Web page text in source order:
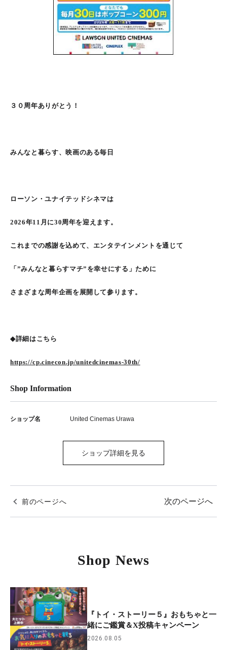
３０周年ありがとう！
みんなと暮らす、映画のある毎日
ローソン・ユナイテッドシネマは
2026年11月に30周年を迎えます。
これまでの感謝を込めて、エンタテインメントを通じて
「”みんなと暮らすマチ”を幸せにする」ために
さまざまな周年企画を展開して参ります。
◆詳細はこちら
https://cp.cinecon.jp/unitedcinemas-30th/
Shop Information
ショップ名 United Cinemas Urawa
ショップ詳細を見る
前のページへ 次のページへ
Shop News
『トイ・ストーリー５』おもちゃと一
緒にご鑑賞＆X投稿キャンペーン
2026.08.05